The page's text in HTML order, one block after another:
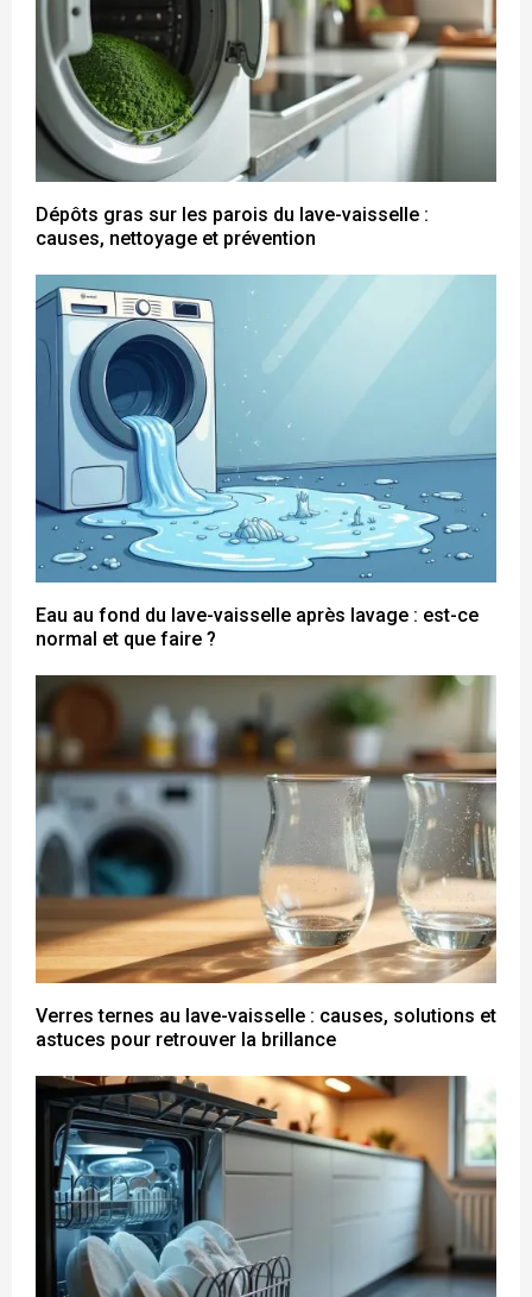
Dépôts gras sur les parois du lave-vaisselle :
causes, nettoyage et prévention
Eau au fond du lave-vaisselle après lavage : est-ce
normal et que faire ?
Verres ternes au lave-vaisselle : causes, solutions et
astuces pour retrouver la brillance